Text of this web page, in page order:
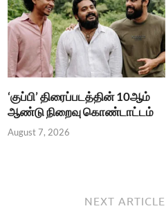
‘குப்பி’ திரைப்படத்தின் 10ஆம்
ஆண்டு நிறைவு கொண்டாட்டம்
August 7, 2026
NEXT ARTICLE